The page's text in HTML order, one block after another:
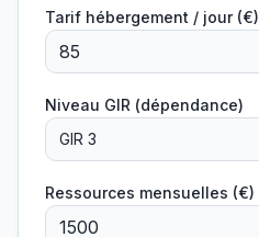
Tarif hébergement / jour (€)
Niveau GIR (dépendance)
GIR 3
Ressources mensuelles (€)